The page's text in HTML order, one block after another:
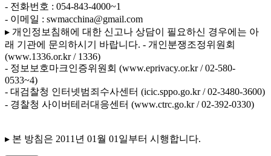
- 전화번호 : 054-843-4000~1
- 이메일 : swmacchina@gmail.com
▸ 개인정보침해에 대한 신고나 상담이 필요하신 경우에는 아
래 기관에 문의하시기 바랍니다. - 개인분쟁조정위원회
(www.1336.or.kr / 1336)
- 정보보호마크인증위원회 (www.eprivacy.or.kr / 02-580-
0533~4)
- 대검찰청 인터넷범죄수사센터 (icic.sppo.go.kr / 02-3480-3600)
- 경찰청 사이버테러대응센터 (www.ctrc.go.kr / 02-392-0330)
▸ 본 방침은 2011년 01월 01일부터 시행합니다.